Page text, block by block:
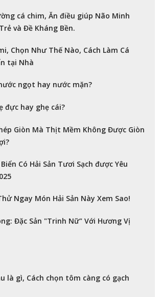
cá chim, Ăn điều giúp Não Minh
và Đề Kháng Bền.
Chọn Như Thế Nào, Cách Làm Cá
tại Nhà
ngọt hay nước mặn?
đực hay ghẹ cái?
Giòn Mà Thịt Mềm Không Được Giòn
Có Hải Sản Tươi Sạch được Yêu
Ngay Món Hải Sản Này Xem Sao!
Đặc Sản "Trinh Nữ" Với Hương Vị
là gì, Cách chọn tôm càng có gạch